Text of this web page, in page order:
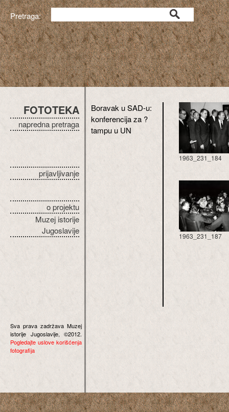
Pretraga:
FOTOTEKA
napredna pretraga
prijavljivanje
o projektu
Muzej istorije
Jugoslavije
Sva prava zadržava Muzej
istorije Jugoslavije, ©2012.
Pogledajte uslove korišćenja
fotografija
Boravak u SAD-u:
konferencija za ?
tampu u UN
1963_231_184
1963_231_187